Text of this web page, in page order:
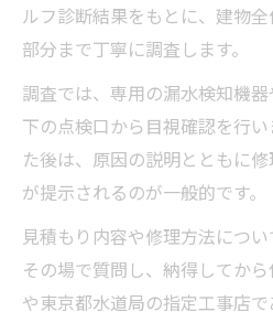
ルフ診断結果をもとに、建物
部分まで丁寧に調査します。
調査では、専用の漏水検知機
下の点検口から目視確認を行
た後は、原因の説明とともに
が提示されるのが一般的です。
見積もり内容や修理方法につ
その場で質問し、納得してか
や東京都水道局の指定工事店